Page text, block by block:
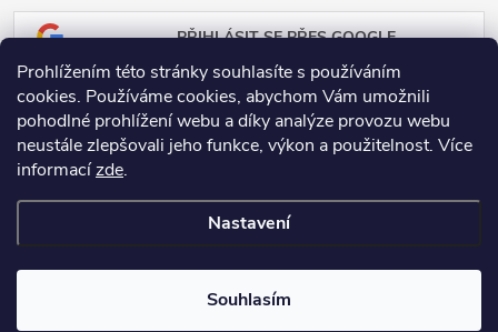
Prohlížením této stránky souhlasíte s používáním
cookies. Používáme cookies, abychom Vám umožnili
pohodlné prohlížení webu a díky analýze provozu webu
neustále zlepšovali jeho funkce, výkon a použitelnost. Více
informacízde.
Nastavení
Souhlasím
PŘIHLÁSIT SE PŘES GOOGLE
PŘIHLÁSIT SE PŘES SEZNAM
Copyright 2026Dosadu.cz. Všechna práva vyhrazena.